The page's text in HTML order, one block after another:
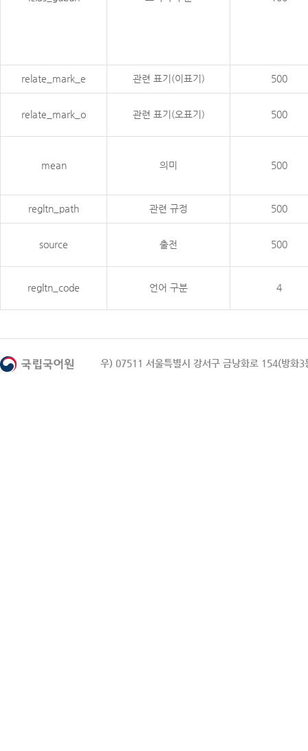
relate_mark_e 관련 표기(이표기) 500
relate_mark_o 관련 표기(오표기) 500
mean 의미 500
regltn_path 관련 규정 500
source 출전 500
regltn_code 언어 구분 4
우) 07511 서울특별시 강서구 금낭화로 154(방화3